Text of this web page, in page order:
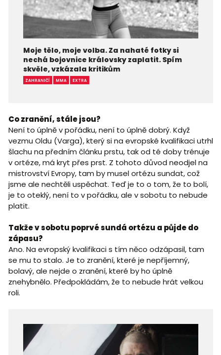
Moje tělo, moje volba. Za nahaté fotky si
nechá bojovnice královsky zaplatit. Spím
skvěle, vzkázala kritikům
ZAHRANIČÍ MMA EXTRA
Co zranění, stále jsou?
Není to úplně v pořádku, není to úplně dobrý. Když
vezmu Oldu (Varga), který si na evropské kvalifikaci utrhl
šlachu na předním článku prstu, tak od té doby trénuje
v ortéze, má kryt přes prst. Z tohoto důvod neodjel na
mistrovství Evropy, tam by musel ortézu sundat, což
jsme ale nechtěli uspěchat. Teď je to o tom, že to bolí,
je to oteklý, není to v pořádku, ale v sobotu to nebude
platit.
Takže v sobotu poprvé sundá ortézu a půjde do
zápasu?
Ano. Na evropský kvalifikaci s tím něco odzápasil, tam
se mu to stalo. Je to zranění, které je nepříjemný,
bolavý, ale nejde o zranění, které by ho úplně
znehybnělo. Předpokládám, že to nebude hrát velkou
roli.